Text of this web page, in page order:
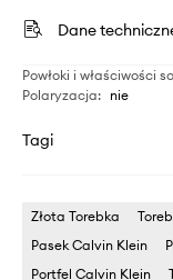
Dane
Powłoki i właściwości
Polaryzacja: nie
Tagi
Złota Torebka
Pasek Calvin Klein
Portfel Calvin Klein